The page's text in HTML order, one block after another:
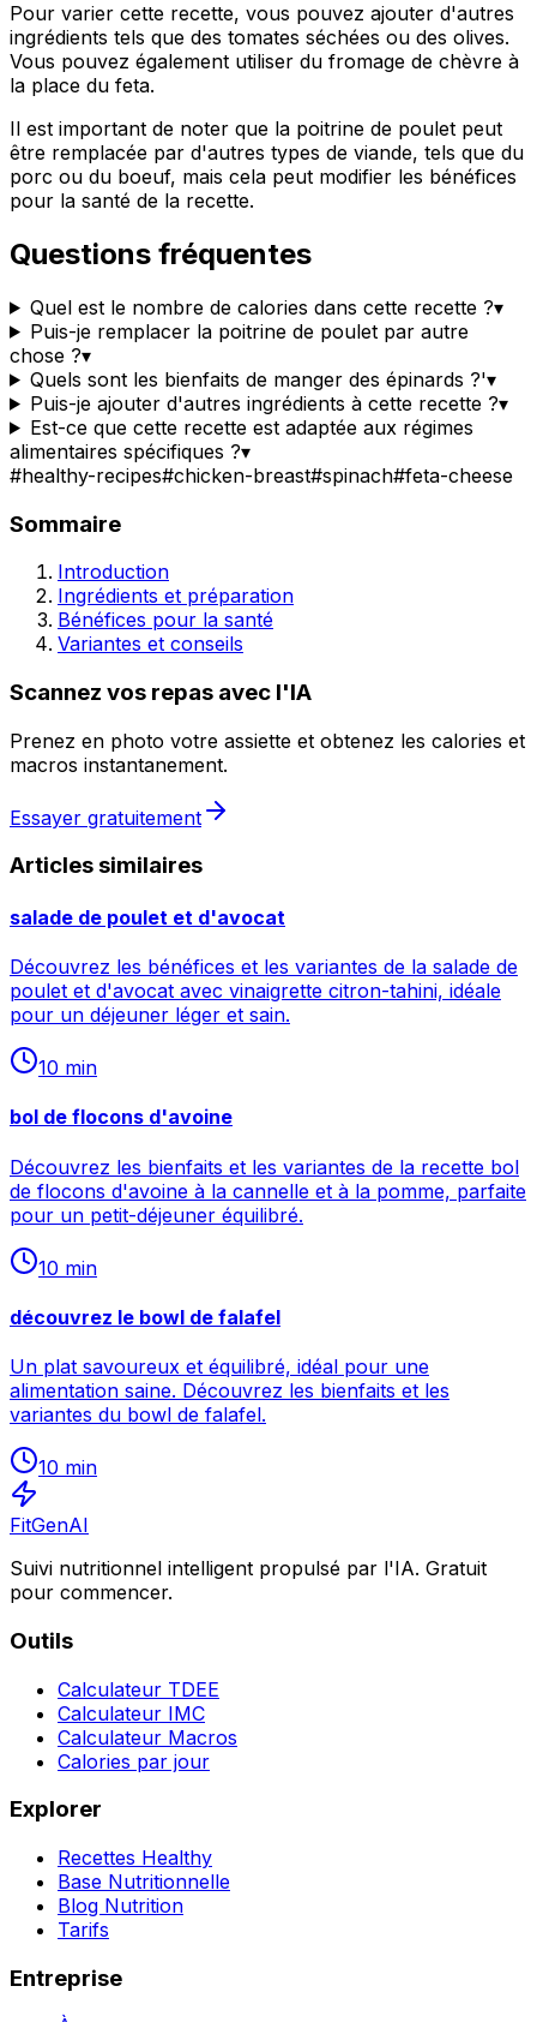
Pour varier cette recette, vous pouvez ajouter d'autres
ingrédients tels que des tomates séchées ou des olives.
Vous pouvez également utiliser du fromage de chèvre à
la place du feta.
Il est important de noter que la poitrine de poulet peut
être remplacée par d'autres types de viande, tels que du
porc ou du boeuf, mais cela peut modifier les bénéfices
pour la santé de la recette.
Questions fréquentes
Quel est le nombre de calories dans cette recette ?▾
Puis-je remplacer la poitrine de poulet par autre
chose ?▾
Quels sont les bienfaits de manger des épinards ?'▾
Puis-je ajouter d'autres ingrédients à cette recette ?▾
Est-ce que cette recette est adaptée aux régimes
alimentaires spécifiques ?▾
#healthy-recipes#chicken-breast#spinach#feta-cheese
Sommaire
Introduction
Ingrédients et préparation
Bénéfices pour la santé
Variantes et conseils
Scannez vos repas avec l'IA
Prenez en photo votre assiette et obtenez les calories et
macros instantanement.
Essayer gratuitement
Articles similaires
salade de poulet et d'avocat
Découvrez les bénéfices et les variantes de la salade de
poulet et d'avocat avec vinaigrette citron-tahini, idéale
pour un déjeuner léger et sain.
10 min
bol de flocons d'avoine
Découvrez les bienfaits et les variantes de la recette bol
de flocons d'avoine à la cannelle et à la pomme, parfaite
pour un petit-déjeuner équilibré.
10 min
découvrez le bowl de falafel
Un plat savoureux et équilibré, idéal pour une
alimentation saine. Découvrez les bienfaits et les
variantes du bowl de falafel.
10 min
FitGenAI
Suivi nutritionnel intelligent propulsé par l'IA. Gratuit
pour commencer.
Outils
Calculateur TDEE
Calculateur IMC
Calculateur Macros
Calories par jour
Explorer
Recettes Healthy
Base Nutritionnelle
Blog Nutrition
Tarifs
Entreprise